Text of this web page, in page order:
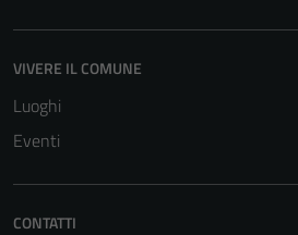
VIVERE IL COMUNE
Luoghi
Eventi
CONTATTI